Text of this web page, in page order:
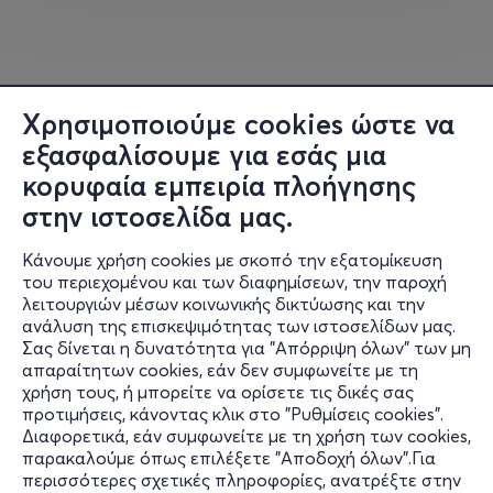
Χρησιμοποιούμε cookies ώστε να
εξασφαλίσουμε για εσάς μια
κορυφαία εμπειρία πλοήγησης
στην ιστοσελίδα μας.
Κάνουμε χρήση cookies με σκοπό την εξατομίκευση
του περιεχομένου και των διαφημίσεων, την παροχή
λειτουργιών μέσων κοινωνικής δικτύωσης και την
ανάλυση της επισκεψιμότητας των ιστοσελίδων μας.
Σας δίνεται η δυνατότητα για "Απόρριψη όλων" των μη
απαραίτητων cookies, εάν δεν συμφωνείτε με τη
χρήση τους, ή μπορείτε να ορίσετε τις δικές σας
προτιμήσεις, κάνοντας κλικ στο "Ρυθμίσεις cookies".
Διαφορετικά, εάν συμφωνείτε με τη χρήση των cookies,
παρακαλούμε όπως επιλέξετε "Αποδοχή όλων".Για
περισσότερες σχετικές πληροφορίες, ανατρέξτε στην
τη Φύση και τον Μύθο.
Ποιήτρια και ιδιαίτερη στιχουργός, με λόγο προσωπικό
και παθιασμένο, έχει γράψει τραγούδια και
μελοποιημένα ποιήματα που έχουν παρουσιαστεί σε
θεατρικές σκηνές και μουσικές παραστάσεις.
Ωράριο λειτουργίας: Τετάρτη - Κυριακή, 11:00-19:00.
Πληροφορίες
Υποστήριξη
Stay Connected